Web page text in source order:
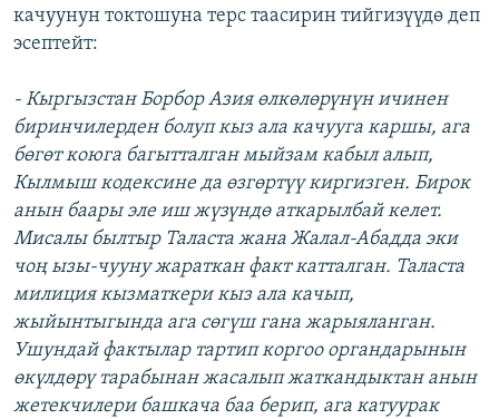
качуунун токтошуна терс таасирин тийгизүүдө деп
эсептейт:
- Кыргызстан Борбор Азия өлкөлөрүнүн ичинен
биринчилерден болуп кыз ала качууга каршы, ага
бөгөт коюга багытталган мыйзам кабыл алып,
Кылмыш кодексине да өзгөртүү киргизген. Бирок
анын баары эле иш жүзүндө аткарылбай келет.
Мисалы былтыр Таласта жана Жалал-Абадда эки
чоң ызы-чууну жараткан факт катталган. Таласта
милиция кызматкери кыз ала качып,
жыйынтыгында ага сөгүш гана жарыяланган.
Ушундай фактылар тартип коргоо органдарынын
өкүлдөрү тарабынан жасалып жаткандыктан анын
жетекчилери башкача баа берип, ага катуурак